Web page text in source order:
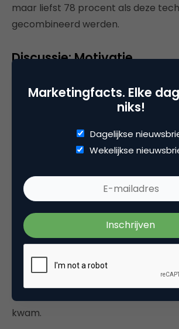
maar liefst 78 procent als deze
gecombineerd werden.
Discussie: Motivatie
Als we kijken naar de motivatie
zouden we kunnen
gedrag’ leidt dan extrinsieke
crowdsourcing is dit voor deze
‘contributies’ niet belangrijk is,
ervan.Kaufmann et al. (2011)
overzicht van intrinsieke en
en komen tot de conclusie dat
sterker is dan extrinsieke. Een
vormde in het onderzoek de
‘nieuwe vaardigheid leren of
verbeteren’, welke als sterke
kwam.
Marketingfacts. Elke
niks!
Dagelijkse
Wekelijkse